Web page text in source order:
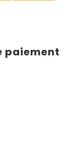
paiement